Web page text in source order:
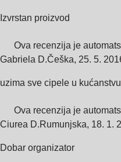
Izvrstan proizvod
Ova recenzija je
Gabriela D.Češka, 25. 5.
uzima sve cipele u kućanstvu
Ova recenzija je
Ciurea D.Rumunjska, 18. 1.
Dobar organizator